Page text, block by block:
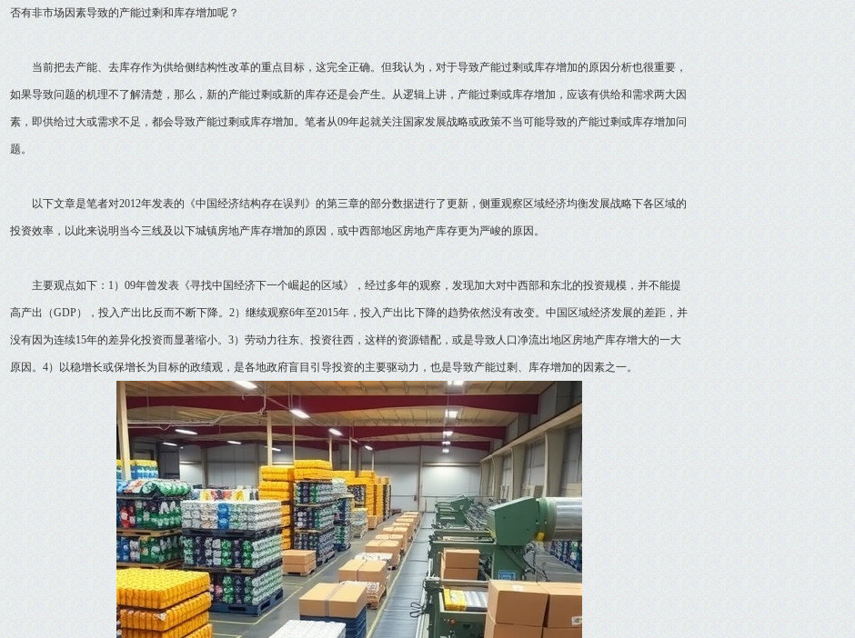
否有非市场因素导致的产能过剩和库存增加呢？
当前把去产能、去库存作为供给侧结构性改革的重点目标，这完全正确。但我认为，对于导致产能过剩或库存增加的原因分析也很重要，
如果导致问题的机理不了解清楚，那么，新的产能过剩或新的库存还是会产生。从逻辑上讲，产能过剩或库存增加，应该有供给和需求两大因
素，即供给过大或需求不足，都会导致产能过剩或库存增加。笔者从09年起就关注国家发展战略或政策不当可能导致的产能过剩或库存增加问
题。
以下文章是笔者对2012年发表的《中国经济结构存在误判》的第三章的部分数据进行了更新，侧重观察区域经济均衡发展战略下各区域的
投资效率，以此来说明当今三线及以下城镇房地产库存增加的原因，或中西部地区房地产库存更为严峻的原因。
主要观点如下：1）09年曾发表《寻找中国经济下一个崛起的区域》，经过多年的观察，发现加大对中西部和东北的投资规模，并不能提
高产出（GDP），投入产出比反而不断下降。2）继续观察6年至2015年，投入产出比下降的趋势依然没有改变。中国区域经济发展的差距，并
没有因为连续15年的差异化投资而显著缩小。3）劳动力往东、投资往西，这样的资源错配，或是导致人口净流出地区房地产库存增大的一大
原因。4）以稳增长或保增长为目标的政绩观，是各地政府盲目引导投资的主要驱动力，也是导致产能过剩、库存增加的因素之一。